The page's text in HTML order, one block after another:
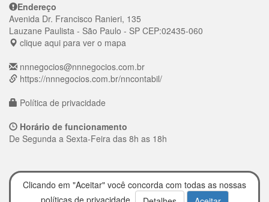
Endereço
Avenida Dr. Francisco Ranieri, 135
Lauzane Paulista - São Paulo - SP CEP:02435-060
clique aqui para ver o mapa
nnnegocios@nnnegocios.com.br
https://nnnegocios.com.br/nncontabil/
Política de privacidade
Horário de funcionamento
De Segunda a Sexta-Feira das 8h as 18h
Clicando em "Aceitar" você concorda com todas as nossas
políticas de privacidade.